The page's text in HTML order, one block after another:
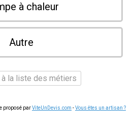
à chaleur
Autre
à la liste des métiers
proposé parViteUnDevis.com -Vous êtes un artisan ?